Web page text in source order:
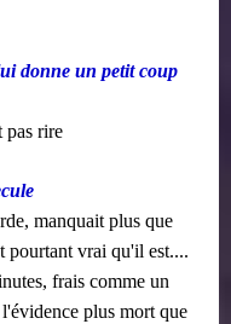
donne un petit coup
pas rire
manquait plus que
pourtant vrai qu'il est....
frais comme un
plus mort que